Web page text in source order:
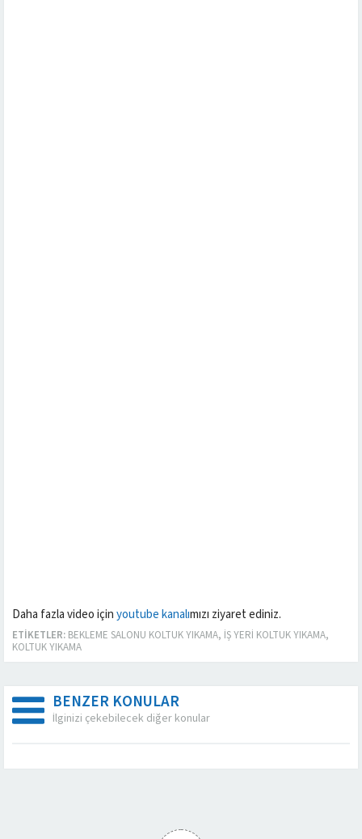
Daha fazla video içinyoutube kanalımızı ziyaret ediniz.
ETIKETLER: BEKLEME SALONU KOLTUK YIKAMA, İŞ YERI KOLTUK YIKAMA,
KOLTUK YIKAMA
BENZER KONULAR
İlginizi çekebilecek diğer konular